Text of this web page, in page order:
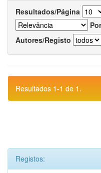
Resultados/Página
Autores/Registo
Resultados 1-1 de 1.
Registos: